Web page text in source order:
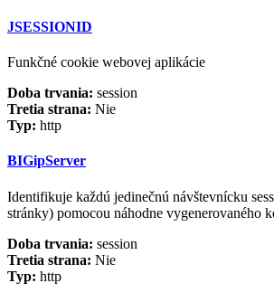
JSESSIONID
Funkčné cookie webovej aplikácie
Doba trvania: session
Tretia strana: Nie
Typ: http
BIGipServer
Identifikuje každú jedinečnú návštevnícku
stránky) pomocou náhodne vygenerovaného
Doba trvania: session
Tretia strana: Nie
Typ: http